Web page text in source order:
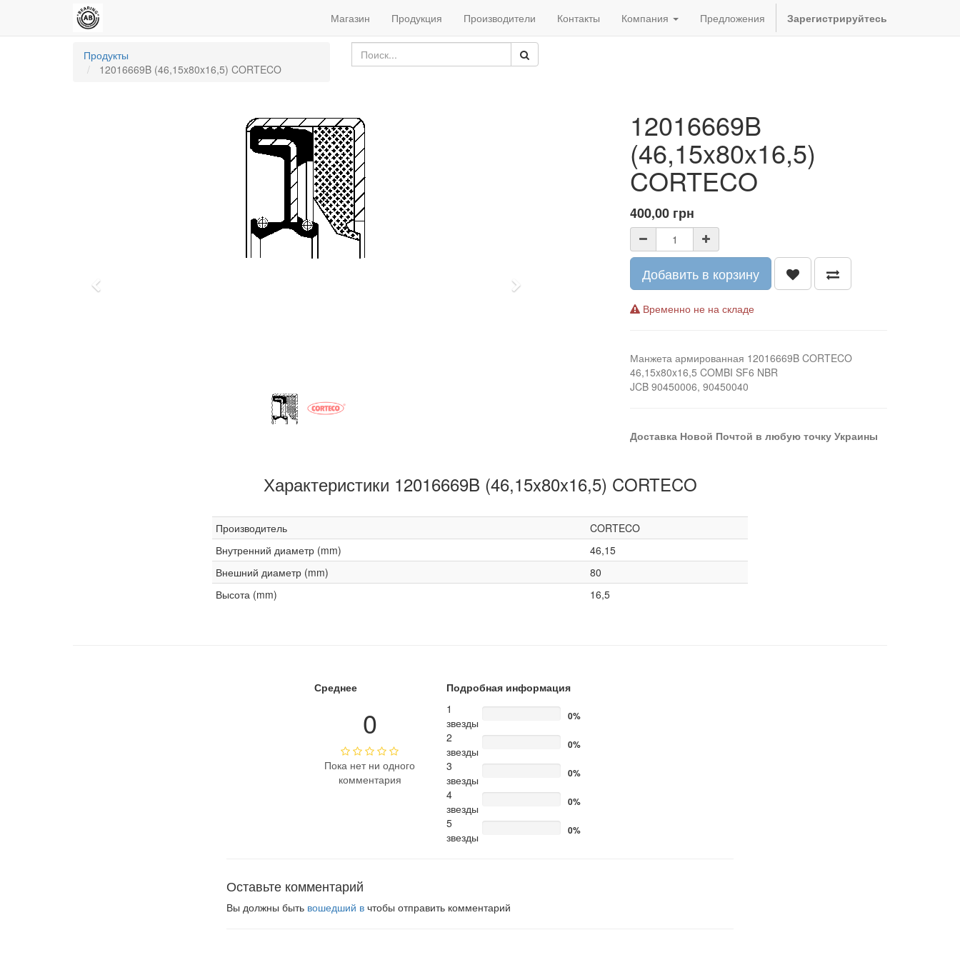
Магазин Продукция Производители Контакты Компания Предложения Зарегистрируйтесь
Продукты
12016669B (46,15x80x16,5) CORTECO
Next
12016669B
(46,15x80x16,5)
CORTECO
400,00 грн
Добавить в корзину
Временно не на складе
Манжета армированная 12016669B CORTECO
46,15x80x16,5 COMBI SF6 NBR
JCB 90450006, 90450040
Доставка Новой Почтой в любую точку Украины
Характеристики 12016669B (46,15x80x16,5) CORTECO
Производитель
CORTECO
Внутренний диаметр (mm)
46,15
Внешний диаметр (mm)
80
Высота (mm)
16,5
Среднее
0
Пока нет ни одного
комментария
Подробная информация
1
звезды
0%
2
звезды
0%
3
звезды
0%
4
звезды
0%
5
звезды
0%
Оставьте комментарий
Вы должны быть вошедший в чтобы отправить комментарий